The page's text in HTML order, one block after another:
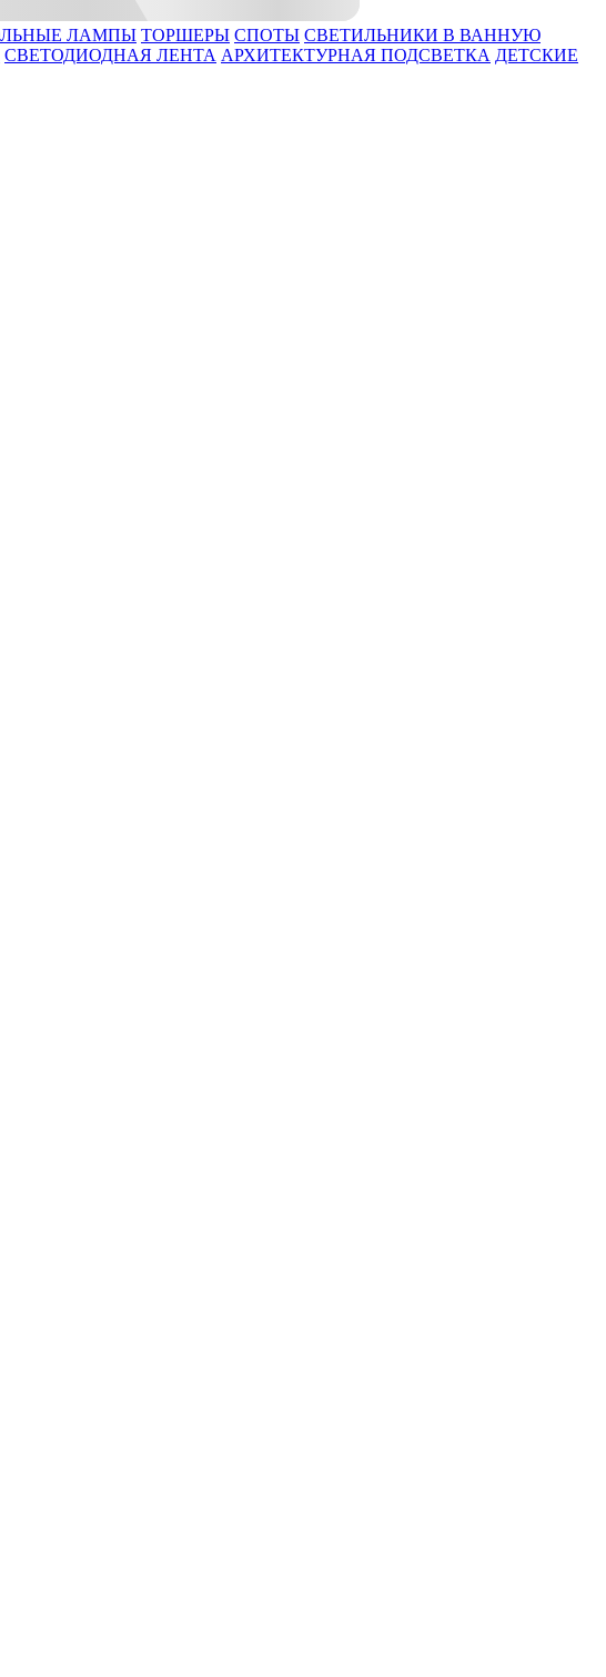
ЛАМПЫ ТОРШЕРЫ СПОТЫ СВЕТИЛЬНИКИ В ВАННУЮ
СВЕТОДИОДНАЯ ЛЕНТА АРХИТЕКТУРНАЯ ПОДСВЕТКА ДЕТСКИЕ